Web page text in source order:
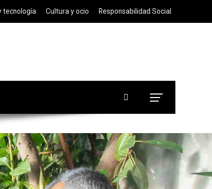
tecnología Cultura y ocio Responsabilidad Social